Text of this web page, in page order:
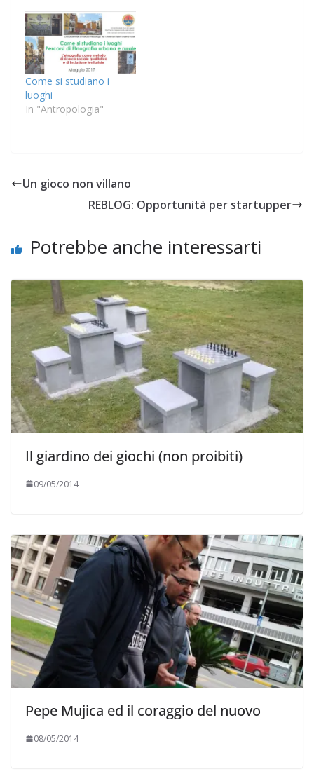
Come si studiano i
luoghi
In "Antropologia"
Un gioco non villano
REBLOG: Opportunità per startupper
Potrebbe anche interessarti
Il giardino dei giochi (non proibiti)
09/05/2014
Pepe Mujica ed il coraggio del nuovo
08/05/2014